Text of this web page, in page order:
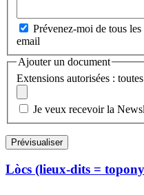
Prévenez-moi de tous
email
Ajouter un document
Extensions autorisées : toutes
Je veux recevoir la
Lòcs (lieux-dits =